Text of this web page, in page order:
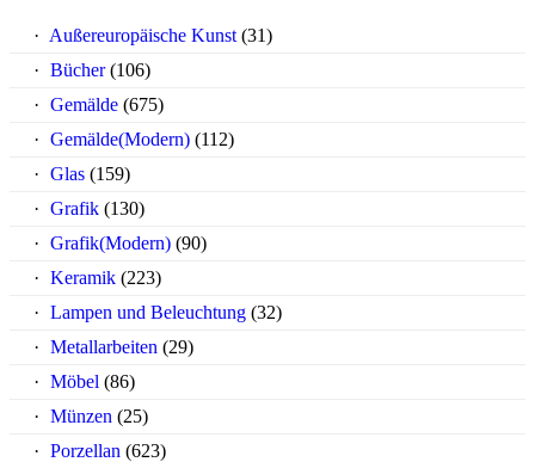
Außereuropäische Kunst (31)
Bücher (106)
Gemälde (675)
Gemälde(Modern) (112)
Glas (159)
Grafik (130)
Grafik(Modern) (90)
Keramik (223)
Lampen und Beleuchtung (32)
Metallarbeiten (29)
Möbel (86)
Münzen (25)
Porzellan (623)